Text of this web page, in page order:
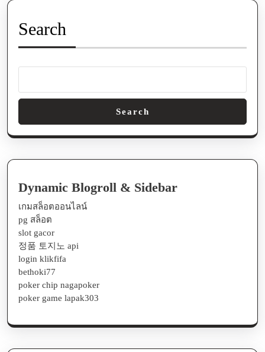
Search
Search
Dynamic Blogroll & Sidebar
เกมสล็อตออนไลน์
pg สล็อต
slot gacor
정품 토지노 api
login klikfifa
bethoki77
poker chip nagapoker
poker game lapak303